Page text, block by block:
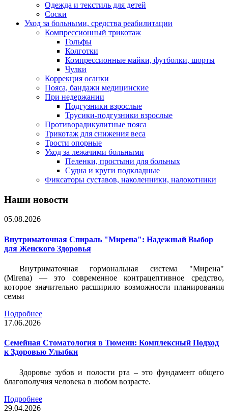
Одежда и текстиль для детей
Соски
Уход за больными, средства реабилитации
Компрессионный трикотаж
Гольфы
Колготки
Компрессионные майки, футболки, шорты
Чулки
Коррекция осанки
Пояса, бандажи медицинские
При недержании
Подгузники взрослые
Трусики-подгузники взрослые
Противорадикулитные пояса
Трикотаж для снижения веса
Трости опорные
Уход за лежачими больными
Пеленки, простыни для больных
Судна и круги подкладные
Фиксаторы суставов, наколенники, налокотники
Наши новости
05.08.2026
Внутриматочная Спираль "Мирена": Надежный Выбор
для Женского Здоровья
Внутриматочная гормональная система "Мирена"
(Mirena) — это современное контрацептивное средство,
которое значительно расширило возможности планирования
семьи
Подробнее
17.06.2026
Семейная Стоматология в Тюмени: Комплексный Подход
к Здоровью Улыбки
Здоровье зубов и полости рта – это фундамент общего
благополучия человека в любом возрасте.
Подробнее
29.04.2026